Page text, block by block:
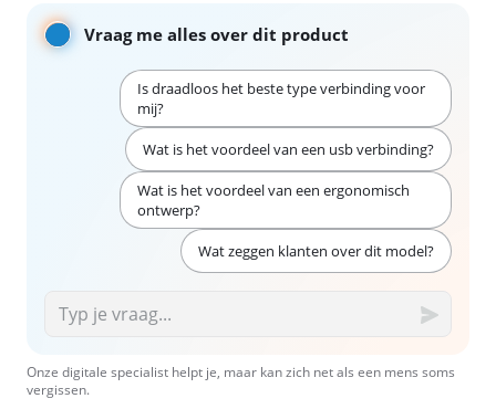
Vraag me alles over dit product
Is draadloos het beste type verbinding voor
mij?
Wat is het voordeel van een usb verbinding?
Wat is het voordeel van een ergonomisch
ontwerp?
Wat zeggen klanten over dit model?
Onze digitale specialist helpt je, maar kan zich net als een mens soms
vergissen.